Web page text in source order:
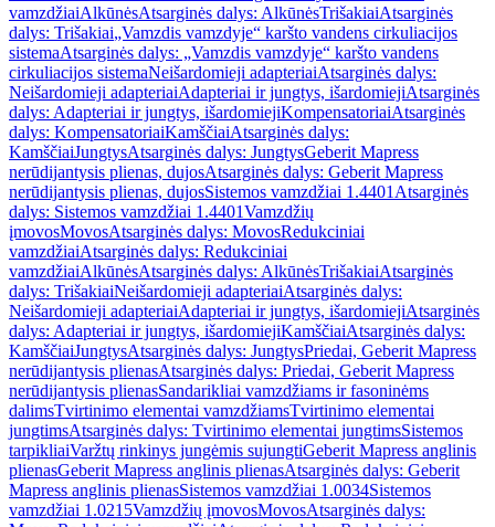
vamzdžiaiAlkūnėsAtsarginės dalys: AlkūnėsTrišakiaiAtsarginės
dalys: Trišakiai„Vamzdis vamzdyje“ karšto vandens cirkuliacijos
sistemaAtsarginės dalys: „Vamzdis vamzdyje“ karšto vandens
cirkuliacijos sistemaNeišardomieji adapteriaiAtsarginės dalys:
Neišardomieji adapteriaiAdapteriai ir jungtys, išardomiejiAtsarginės
dalys: Adapteriai ir jungtys, išardomiejiKompensatoriaiAtsarginės
dalys: KompensatoriaiKamščiaiAtsarginės dalys:
KamščiaiJungtysAtsarginės dalys: JungtysGeberit Mapress
nerūdijantysis plienas, dujosAtsarginės dalys: Geberit Mapress
nerūdijantysis plienas, dujosSistemos vamzdžiai 1.4401 Atsarginės
dalys: Sistemos vamzdžiai 1.4401Vamzdžių
įmovosMovosAtsarginės dalys: MovosRedukciniai
vamzdžiaiAtsarginės dalys: Redukciniai
vamzdžiaiAlkūnėsAtsarginės dalys: AlkūnėsTrišakiaiAtsarginės
dalys: TrišakiaiNeišardomieji adapteriaiAtsarginės dalys:
Neišardomieji adapteriaiAdapteriai ir jungtys, išardomiejiAtsarginės
dalys: Adapteriai ir jungtys, išardomiejiKamščiaiAtsarginės dalys:
KamščiaiJungtysAtsarginės dalys: JungtysPriedai, Geberit Mapress
nerūdijantysis plienasAtsarginės dalys: Priedai, Geberit Mapress
nerūdijantysis plienasSandarikliai vamzdžiams ir fasoninėms
dalimsTvirtinimo elementai vamzdžiamsTvirtinimo elementai
jungtimsAtsarginės dalys: Tvirtinimo elementai jungtimsSistemos
tarpikliaiVaržtų rinkinys jungėmis sujungtiGeberit Mapress anglinis
plienasGeberit Mapress anglinis plienasAtsarginės dalys: Geberit
Mapress anglinis plienasSistemos vamzdžiai 1.0034Sistemos
vamzdžiai 1.0215Vamzdžių įmovosMovosAtsarginės dalys: